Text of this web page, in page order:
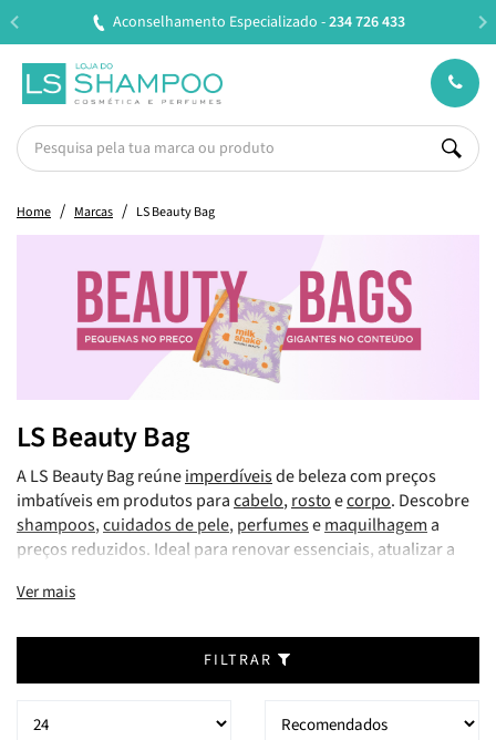
Aconselhamento Especializado -234 726 433
Home Marcas LS Beauty Bag
LS Beauty Bag
A LS Beauty Bag reúneimperdíveisde beleza com preços
imbatíveis em produtos paracabelo,rostoecorpo. Descobre
shampoos,cuidados de pele,perfumesemaquilhagema
preços reduzidos. Ideal para renovar essenciais, atualizar a
Ver mais
FILTRAR